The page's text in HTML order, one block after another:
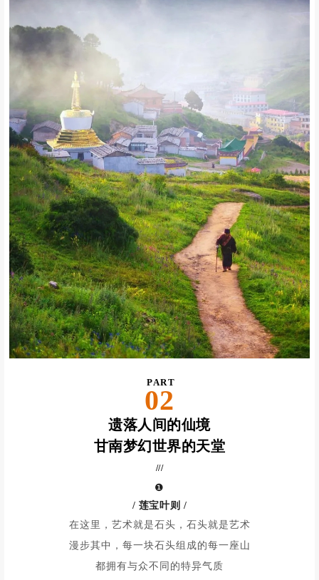
PART
02
遗落人间的仙境
甘南梦幻世界的天堂
///
❶
/ 莲宝叶则 /
在这里，艺术就是石头，石头就是艺术
漫步其中，每一块石头组成的每一座山
都拥有与众不同的特异气质